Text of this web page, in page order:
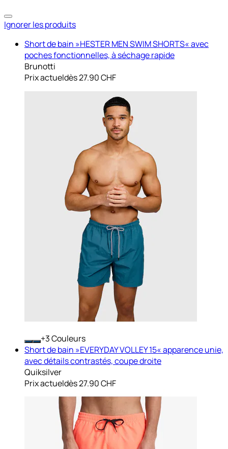
Ignorer les produits
Short de bain »HESTER MEN SWIM SHORTS« avec
poches fonctionnelles, à séchage rapide
Brunotti
Prix actueldès27.90 CHF
+ Couleurs
Short de bain »EVERYDAY VOLLEY 15« apparence unie,
avec détails contrastés, coupe droite
Quiksilver
Prix actueldès27.90 CHF